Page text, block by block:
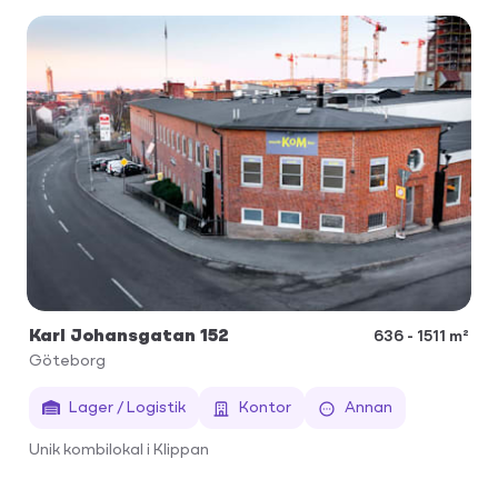
Karl Johansgatan 152
636 - 1511 m²
Göteborg
Lager / Logistik Kontor Annan
Unik kombilokal i Klippan